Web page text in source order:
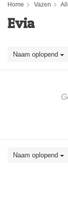
Home Vazen
Evia
Naam oplopend
Naam oplopend